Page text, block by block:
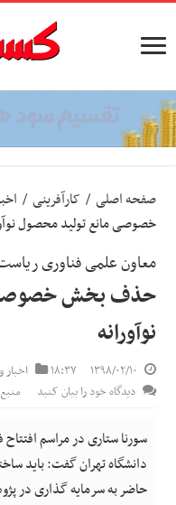
صفحه اصلی / کارآفرینی /
خصوصی مانع تولید محصول
معاون علمی فناوری
حذف بخش خصوصی
نوآورانه
۱۳۹۸/۰۲/۱۰ ۱۸:۳۷ اخبار
دیدگاه خود را بیان کنید
سورنا ستاری در مراسم
دانشگاه تهران گفت: باید
حاضر به سرمایه گذاری در